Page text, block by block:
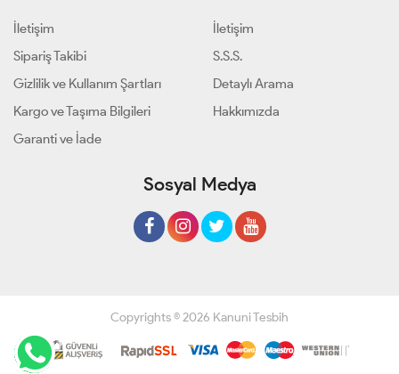
İletişim
Sipariş Takibi
Gizlilik ve Kullanım Şartları
Kargo ve Taşıma Bilgileri
Garanti ve İade
İletişim
S.S.S.
Detaylı Arama
Hakkımızda
Sosyal Medya
Copyrights © 2026 Kanuni Tesbih